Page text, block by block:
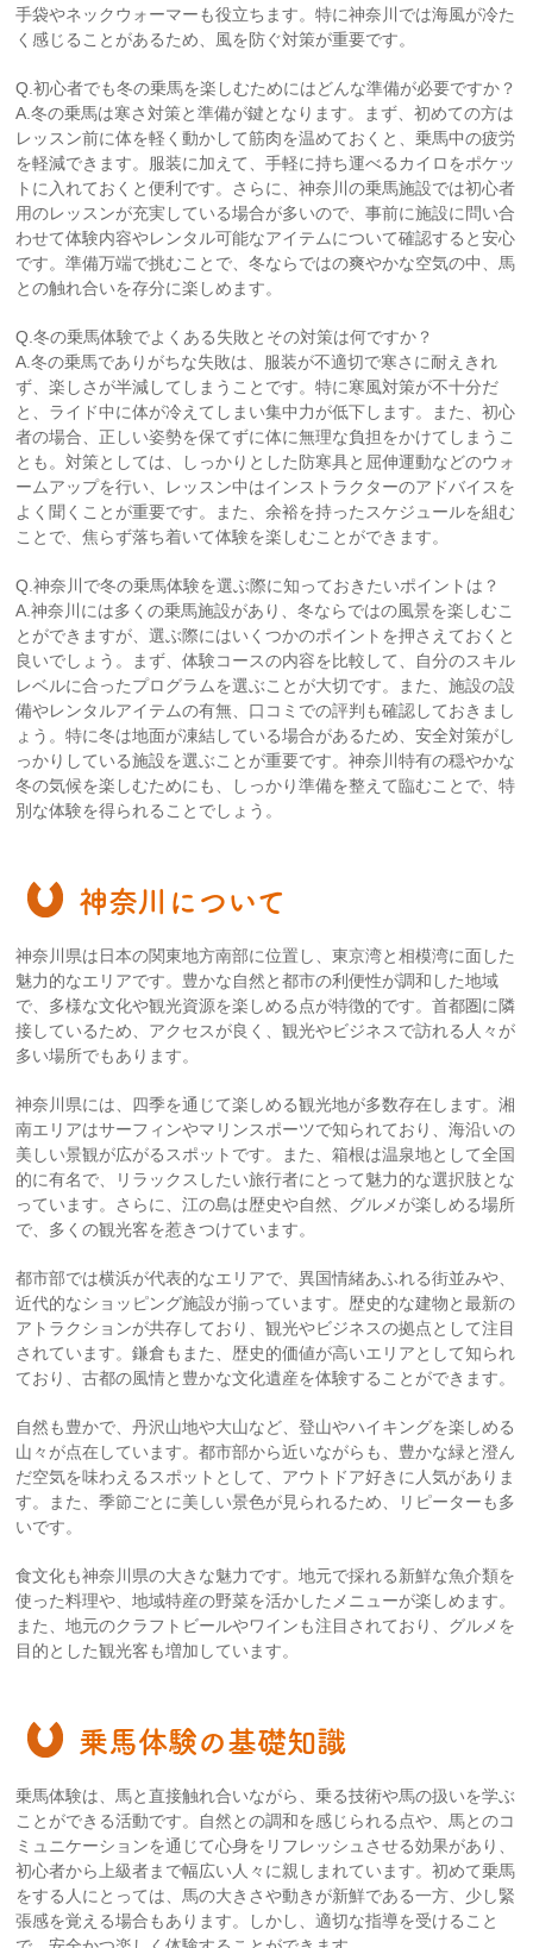
手袋やネックウォーマーも役立ちます。特に神奈川では海風が冷た
く感じることがあるため、風を防ぐ対策が重要です。
Q.初心者でも冬の乗馬を楽しむためにはどんな準備が必要ですか？
A.冬の乗馬は寒さ対策と準備が鍵となります。まず、初めての方は
レッスン前に体を軽く動かして筋肉を温めておくと、乗馬中の疲労
を軽減できます。服装に加えて、手軽に持ち運べるカイロをポケッ
トに入れておくと便利です。さらに、神奈川の乗馬施設では初心者
用のレッスンが充実している場合が多いので、事前に施設に問い合
わせて体験内容やレンタル可能なアイテムについて確認すると安心
です。準備万端で挑むことで、冬ならではの爽やかな空気の中、馬
との触れ合いを存分に楽しめます。
Q.冬の乗馬体験でよくある失敗とその対策は何ですか？
A.冬の乗馬でありがちな失敗は、服装が不適切で寒さに耐えきれ
ず、楽しさが半減してしまうことです。特に寒風対策が不十分だ
と、ライド中に体が冷えてしまい集中力が低下します。また、初心
者の場合、正しい姿勢を保てずに体に無理な負担をかけてしまうこ
とも。対策としては、しっかりとした防寒具と屈伸運動などのウォ
ームアップを行い、レッスン中はインストラクターのアドバイスを
よく聞くことが重要です。また、余裕を持ったスケジュールを組む
ことで、焦らず落ち着いて体験を楽しむことができます。
Q.神奈川で冬の乗馬体験を選ぶ際に知っておきたいポイントは？
A.神奈川には多くの乗馬施設があり、冬ならではの風景を楽しむこ
とができますが、選ぶ際にはいくつかのポイントを押さえておくと
良いでしょう。まず、体験コースの内容を比較して、自分のスキル
レベルに合ったプログラムを選ぶことが大切です。また、施設の設
備やレンタルアイテムの有無、口コミでの評判も確認しておきまし
ょう。特に冬は地面が凍結している場合があるため、安全対策がし
っかりしている施設を選ぶことが重要です。神奈川特有の穏やかな
冬の気候を楽しむためにも、しっかり準備を整えて臨むことで、特
別な体験を得られることでしょう。
神奈川について
神奈川県は日本の関東地方南部に位置し、東京湾と相模湾に面した
魅力的なエリアです。豊かな自然と都市の利便性が調和した地域
で、多様な文化や観光資源を楽しめる点が特徴的です。首都圏に隣
接しているため、アクセスが良く、観光やビジネスで訪れる人々が
多い場所でもあります。
神奈川県には、四季を通じて楽しめる観光地が多数存在します。湘
南エリアはサーフィンやマリンスポーツで知られており、海沿いの
美しい景観が広がるスポットです。また、箱根は温泉地として全国
的に有名で、リラックスしたい旅行者にとって魅力的な選択肢とな
っています。さらに、江の島は歴史や自然、グルメが楽しめる場所
で、多くの観光客を惹きつけています。
都市部では横浜が代表的なエリアで、異国情緒あふれる街並みや、
近代的なショッピング施設が揃っています。歴史的な建物と最新の
アトラクションが共存しており、観光やビジネスの拠点として注目
されています。鎌倉もまた、歴史的価値が高いエリアとして知られ
ており、古都の風情と豊かな文化遺産を体験することができます。
自然も豊かで、丹沢山地や大山など、登山やハイキングを楽しめる
山々が点在しています。都市部から近いながらも、豊かな緑と澄ん
だ空気を味わえるスポットとして、アウトドア好きに人気がありま
す。また、季節ごとに美しい景色が見られるため、リピーターも多
いです。
食文化も神奈川県の大きな魅力です。地元で採れる新鮮な魚介類を
使った料理や、地域特産の野菜を活かしたメニューが楽しめます。
また、地元のクラフトビールやワインも注目されており、グルメを
目的とした観光客も増加しています。
乗馬体験の基礎知識
乗馬体験は、馬と直接触れ合いながら、乗る技術や馬の扱いを学ぶ
ことができる活動です。自然との調和を感じられる点や、馬とのコ
ミュニケーションを通じて心身をリフレッシュさせる効果があり、
初心者から上級者まで幅広い人々に親しまれています。初めて乗馬
をする人にとっては、馬の大きさや動きが新鮮である一方、少し緊
張感を覚える場合もあります。しかし、適切な指導を受けること